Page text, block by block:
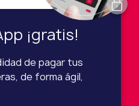
¡gratis!
de pagar tus
de forma ágil,